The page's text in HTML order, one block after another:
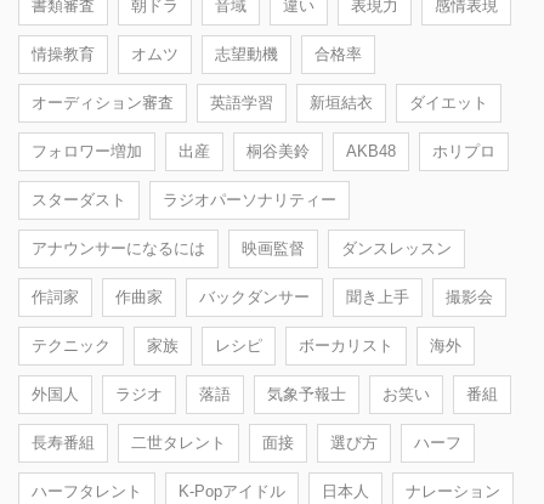
書類審査 朝ドラ 音域 違い 表現力 感情表現
情操教育 オムツ 志望動機 合格率
オーディション審査 英語学習 新垣結衣 ダイエット
フォロワー増加 出産 桐谷美鈴 AKB48 ホリプロ
スターダスト ラジオパーソナリティー
アナウンサーになるには 映画監督 ダンスレッスン
作詞家 作曲家 バックダンサー 聞き上手 撮影会
テクニック 家族 レシピ ボーカリスト 海外
外国人 ラジオ 落語 気象予報士 お笑い 番組
長寿番組 二世タレント 面接 選び方 ハーフ
ハーフタレント K-Popアイドル 日本人 ナレーション